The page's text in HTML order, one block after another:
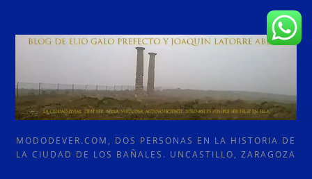
contenido
MODODEVER.COM, DOS PERSONAS EN LA HISTORIA DE
LA CIUDAD DE LOS BAÑALES. UNCASTILLO, ZARAGOZA